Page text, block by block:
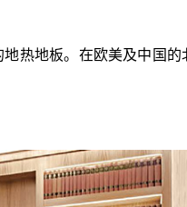
地热地板。在欧美及中国